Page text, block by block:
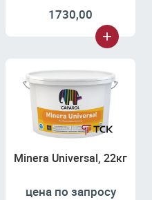
1730,00
Minera Universal, 22кг
цена по запросу